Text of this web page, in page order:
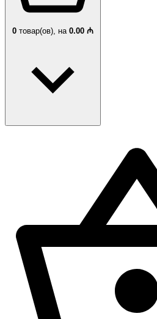
0 товар(ов), на 0.00 ₼